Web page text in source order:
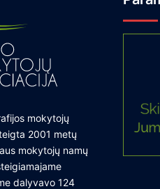
mokytojų
2001 metų
mokytojų namų
dalyvavo 124